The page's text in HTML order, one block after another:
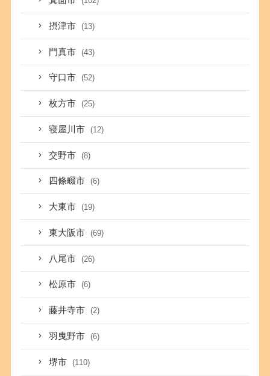
摂津市 (13)
門真市 (43)
守口市 (52)
枚方市 (25)
寝屋川市 (12)
交野市 (8)
四條畷市 (6)
大東市 (19)
東大阪市 (69)
八尾市 (26)
松原市 (6)
藤井寺市 (2)
羽曳野市 (6)
堺市 (110)